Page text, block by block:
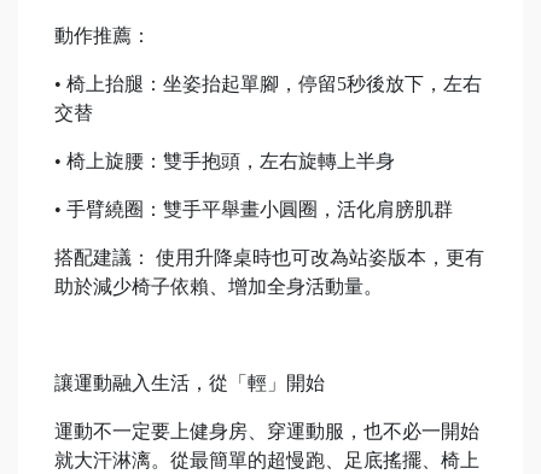
動作推薦：
• 椅上抬腿：坐姿抬起單腳，停留5秒後放下，左右
交替
• 椅上旋腰：雙手抱頭，左右旋轉上半身
• 手臂繞圈：雙手平舉畫小圓圈，活化肩膀肌群
搭配建議： 使用升降桌時也可改為站姿版本，更有
助於減少椅子依賴、增加全身活動量。
讓運動融入生活，從「輕」開始
運動不一定要上健身房、穿運動服，也不必一開始
就大汗淋漓。從最簡單的超慢跑、足底搖擺、椅上